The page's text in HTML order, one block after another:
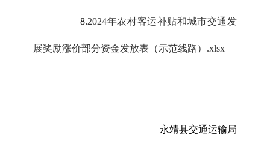
8.2024年农村客运补贴和城市交通发
展奖励涨价部分资金发放表（示范线路）.xlsx
永靖县交通运输局